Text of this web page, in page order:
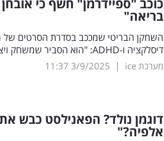
כוכב "ספיידרמן" חשף כי
בריאה"
השחקן הבריטי שמככב בסדרת הסרטים של
דיסלקציה ו-ADHD: "הוא הסביר שמשחק ויצירה עוזרים לו להתמודד עם האתגרים"
מערכת ice |
3/9/2025
11:37
אלפיה?"